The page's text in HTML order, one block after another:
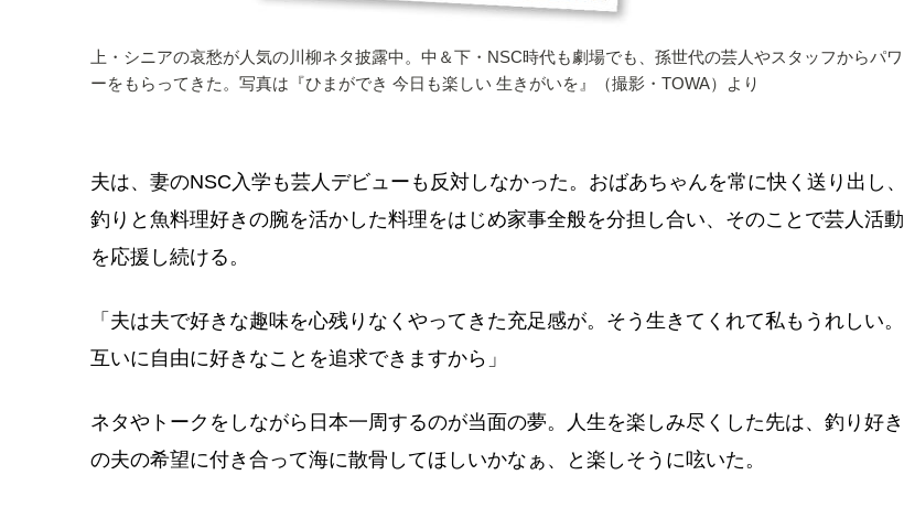
上・シニアの哀愁が人気の川柳ネタ披露中。中＆下・NSC時代も劇場でも、孫世代の芸人やスタッフからパワ
ーをもらってきた。写真は『ひまができ 今日も楽しい 生きがいを』（撮影・TOWA）より
夫は、妻のNSC入学も芸人デビューも反対しなかった。おばあちゃんを常に快く送り出し、
釣りと魚料理好きの腕を活かした料理をはじめ家事全般を分担し合い、そのことで芸人活動
を応援し続ける。
「夫は夫で好きな趣味を心残りなくやってきた充足感が。そう生きてくれて私もうれしい。
互いに自由に好きなことを追求できますから」
ネタやトークをしながら日本一周するのが当面の夢。人生を楽しみ尽くした先は、釣り好き
の夫の希望に付き合って海に散骨してほしいかなぁ、と楽しそうに呟いた。